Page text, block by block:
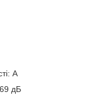
A
дБ